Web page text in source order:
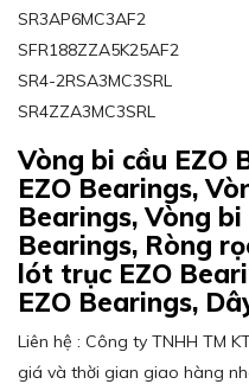
SR3AP6MC3AF2
SFR188ZZA5K25AF2
SR4-2RSA3MC3SRL
SR4ZZA3MC3SRL
Vòng bi cầu EZO
EZO Bearings,
Bearings, Vòng bi
Bearings, Ròng
lót trục EZO
EZO Bearings,
Liên hệ : Công ty TNHH TM
giá và thời gian giao hàng